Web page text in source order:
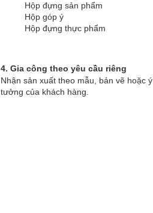
Hộp đựng sản phẩm
Hộp góp ý
Hộp đựng thực phẩm
4. Gia công theo yêu cầu riêng
Nhận sản xuất theo mẫu, bản vẽ hoặc ý
tưởng của khách hàng.